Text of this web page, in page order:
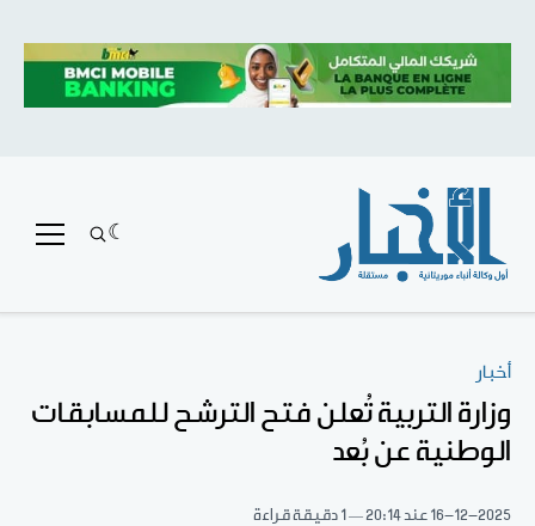
أخبار
وزارة التربية تُعلن فتح الترشح للمسابقات
الوطنية عن بُعد
16-12-2025 عند 20:14 1 دقيقة قراءة